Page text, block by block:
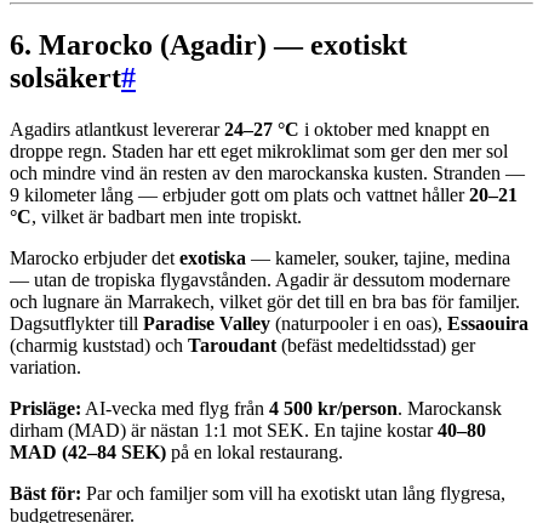
6. Marocko (Agadir) — exotiskt
solsäkert#
Agadirs atlantkust levererar24–27 °C i oktober med knappt en
droppe regn. Staden har ett eget mikroklimat som ger den mer sol
och mindre vind än resten av den marockanska kusten. Stranden —
9 kilometer lång — erbjuder gott om plats och vattnet håller20–21
°C, vilket är badbart men inte tropiskt.
Marocko erbjuder det exotiska — kameler, souker, tajine, medina
— utan de tropiska flygavstånden. Agadir är dessutom modernare
och lugnare än Marrakech, vilket gör det till en bra bas för familjer.
Dagsutflykter till Paradise Valley (naturpooler i en oas), Essaouira
(charmig kuststad) och Taroudant (befäst medeltidsstad) ger
variation.
Prisläge: AI-vecka med flyg från 4 500 kr/person. Marockansk
dirham (MAD) är nästan 1:1 mot SEK. En tajine kostar40–80
MAD (42–84 SEK) på en lokal restaurang.
Bäst för: Par och familjer som vill ha exotiskt utan lång flygresa,
budgetresenärer.